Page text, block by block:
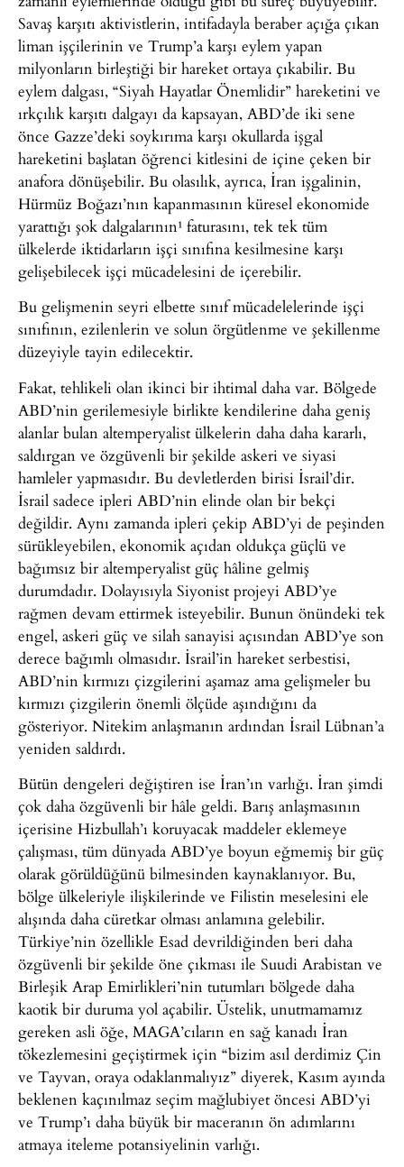
Savaş karşıtı aktivistlerin, intifadayla beraber açığa çıkan
liman işçilerinin ve Trump’a karşı eylem yapan
milyonların birleştiği bir hareket ortaya çıkabilir. Bu
eylem dalgası, “Siyah Hayatlar Önemlidir” hareketini ve
ırkçılık karşıtı dalgayı da kapsayan, ABD’de iki sene
önce Gazze’deki soykırıma karşı okullarda işgal
hareketini başlatan öğrenci kitlesini de içine çeken bir
anafora dönüşebilir. Bu olasılık, ayrıca, İran işgalinin,
Hürmüz Boğazı’nın kapanmasının küresel ekonomide
yarattığı şok dalgalarının¹ faturasını, tek tek tüm
ülkelerde iktidarların işçi sınıfına kesilmesine karşı
gelişebilecek işçi mücadelesini de içerebilir.
Bu gelişmenin seyri elbette sınıf mücadelelerinde işçi
sınıfının, ezilenlerin ve solun örgütlenme ve şekillenme
düzeyiyle tayin edilecektir.
Fakat, tehlikeli olan ikinci bir ihtimal daha var. Bölgede
ABD’nin gerilemesiyle birlikte kendilerine daha geniş
alanlar bulan altemperyalist ülkelerin daha daha kararlı,
saldırgan ve özgüvenli bir şekilde askeri ve siyasi
hamleler yapmasıdır. Bu devletlerden birisi İsrail’dir.
İsrail sadece ipleri ABD’nin elinde olan bir bekçi
değildir. Aynı zamanda ipleri çekip ABD’yi de peşinden
sürükleyebilen, ekonomik açıdan oldukça güçlü ve
bağımsız bir altemperyalist güç hâline gelmiş
durumdadır. Dolayısıyla Siyonist projeyi ABD’ye
rağmen devam ettirmek isteyebilir. Bunun önündeki tek
engel, askeri güç ve silah sanayisi açısından ABD’ye son
derece bağımlı olmasıdır. İsrail’in hareket serbestisi,
ABD’nin kırmızı çizgilerini aşamaz ama gelişmeler bu
kırmızı çizgilerin önemli ölçüde aşındığını da
gösteriyor. Nitekim anlaşmanın ardından İsrail Lübnan’a
yeniden saldırdı.
Bütün dengeleri değiştiren ise İran’ın varlığı. İran şimdi
çok daha özgüvenli bir hâle geldi. Barış anlaşmasının
içerisine Hizbullah’ı koruyacak maddeler eklemeye
çalışması, tüm dünyada ABD’ye boyun eğmemiş bir güç
olarak görüldüğünü bilmesinden kaynaklanıyor. Bu,
bölge ülkeleriyle ilişkilerinde ve Filistin meselesini ele
alışında daha cüretkar olması anlamına gelebilir.
Türkiye’nin özellikle Esad devrildiğinden beri daha
özgüvenli bir şekilde öne çıkması ile Suudi Arabistan ve
Birleşik Arap Emirlikleri’nin tutumları bölgede daha
kaotik bir duruma yol açabilir. Üstelik, unutmamamız
gereken asli öğe, MAGA’cıların en sağ kanadı İran
tökezlemesini geçiştirmek için “bizim asıl derdimiz Çin
ve Tayvan, oraya odaklanmalıyız” diyerek, Kasım ayında
beklenen kaçınılmaz seçim mağlubiyet öncesi ABD’yi
ve Trump’ı daha büyük bir maceranın ön adımlarını
atmaya iteleme potansiyelinin varlığı.